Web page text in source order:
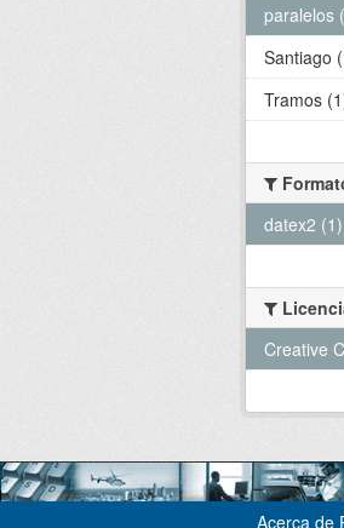
paralelos
Santiago
Tramos
datex2 (1)
Creative
Acerca de